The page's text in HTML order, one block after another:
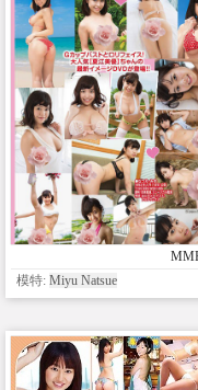
模特: Miyu Natsue